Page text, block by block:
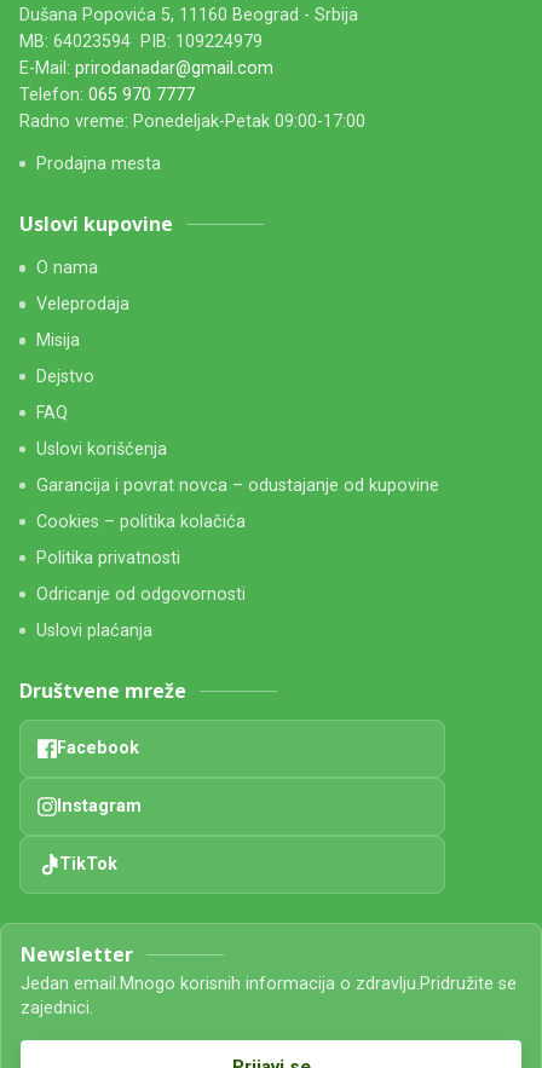
Dušana Popovića 5, 11160 Beograd - Srbija
MB: 64023594 PIB: 109224979
E-Mail: prirodanadar@gmail.com
Telefon: 065 970 7777
Radno vreme: Ponedeljak-Petak 09:00-17:00
Prodajna mesta
Uslovi kupovine
O nama
Veleprodaja
Misija
Dejstvo
FAQ
Uslovi korišćenja
Garancija i povrat novca – odustajanje od kupovine
Cookies – politika kolačića
Politika privatnosti
Odricanje od odgovornosti
Uslovi plaćanja
Društvene mreže
Facebook
Instagram
TikTok
Newsletter
Jedan email.Mnogo korisnih informacija o zdravlju.Pridružite se
zajednici.